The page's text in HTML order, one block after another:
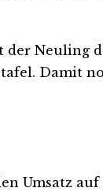
Neuling
Damit
Umsatz